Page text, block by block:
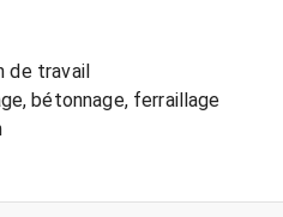
de travail
bétonnage, ferraillage